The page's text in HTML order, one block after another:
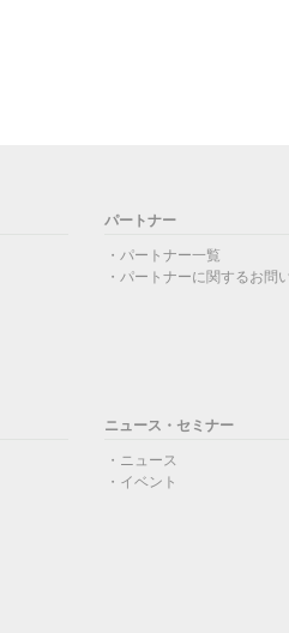
パートナー
パートナー一覧
パートナーに関するお問
ニュース・セミナー
ニュース
イベント